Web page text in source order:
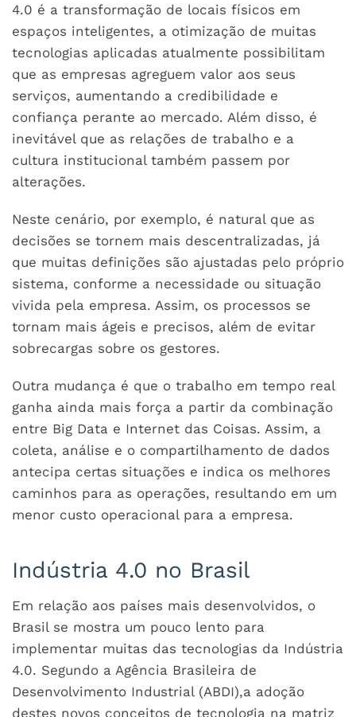
4.0 é a transformação de locais físicos em
espaços inteligentes, a otimização de muitas
tecnologias aplicadas atualmente possibilitam
que as empresas agreguem valor aos seus
serviços, aumentando a credibilidade e
confiança perante ao mercado. Além disso, é
inevitável que as relações de trabalho e a
cultura institucional também passem por
alterações.
Neste cenário, por exemplo, é natural que as
decisões se tornem mais descentralizadas, já
que muitas definições são ajustadas pelo próprio
sistema, conforme a necessidade ou situação
vivida pela empresa. Assim, os processos se
tornam mais ágeis e precisos, além de evitar
sobrecargas sobre os gestores.
Outra mudança é que o trabalho em tempo real
ganha ainda mais força a partir da combinação
entre Big Data e Internet das Coisas. Assim, a
coleta, análise e o compartilhamento de dados
antecipa certas situações e indica os melhores
caminhos para as operações, resultando em um
menor custo operacional para a empresa.
Indústria 4.0 no Brasil
Em relação aos países mais desenvolvidos, o
Brasil se mostra um pouco lento para
implementar muitas das tecnologias da Indústria
4.0. Segundo a Agência Brasileira de
Desenvolvimento Industrial (ABDI),a adoção
destes novos conceitos de tecnologia na matriz